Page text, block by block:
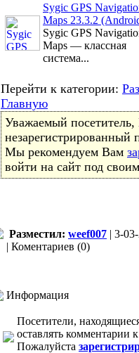
Sygic GPS
Maps 23.3.2
Sygic GPS
Maps — классная
система...
Перейти к категории:
Главную
Уважаемый
незарегистрированный
Мы рекомендуем Вам
войти на сайт под
Разместил: weef007 | 3-
| Коментариев (0)
Информация
Посетители,
оставлять комментарии
Пожалуйста